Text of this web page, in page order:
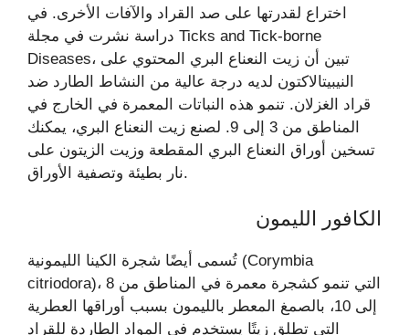
اختراع لقدرتها على صد القراد والآفات الأخرى. في
دراسة نشرت في مجلة Ticks and Tick-borne
Diseases، تبين أن زيت النعناع البري المحتوي على
النيبيتالاكتون لديه درجة عالية من النشاط الطارد ضد
قراد الغزلان. تنمو هذه النباتات المعمرة في الخارج في
المناطق من 3 إلى 9. لصنع زيت النعناع البري، يمكنك
تسخين أوراق النعناع البري المقطعة وزيت الزيتون على
نار بطيئة وتصفية الأوراق.
الكافور الليمون
تُسمى أيضًا شجرة الكينا الليمونية (Corymbia
citriodora)، التي تنمو كشجرة معمرة في المناطق من 8
إلى 10، بالصمغ المعطر بالليمون بسبب أوراقها العطرية
التي تطلق زيتًا يستخدم في المواد الطاردة للقراد